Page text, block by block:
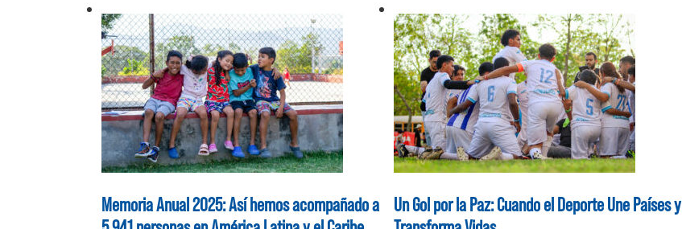
Memoria Anual 2025: Así hemos acompañado a
Un Gol por la Paz: Cuando el Deporte Une Países y